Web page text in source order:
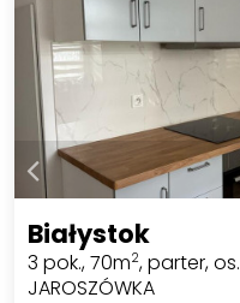
Białystok
3 pok., 70m2, parter, os.
JAROSZÓWKA